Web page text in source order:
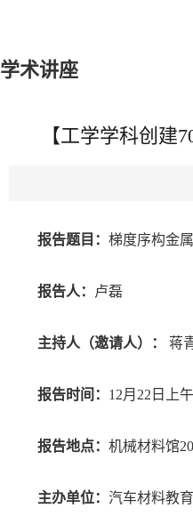
学术讲座
【工学学科创
报告题目： 梯度序构金
报告人： 卢磊
主持人（邀请人）： 蒋
报告时间： 12月22日上
报告地点： 机械材料馆
主办单位： 汽车材料教